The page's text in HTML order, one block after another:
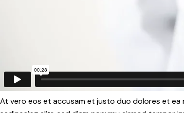
At vero eos et accusam et justo duo dolores et